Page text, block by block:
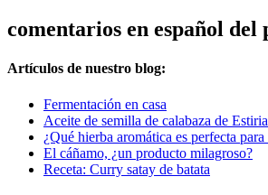
comentarios en español
Artículos de nuestro blog:
Fermentación en casa
Aceite de semilla de calabaza de
¿Qué hierba aromática es perfecta
El cáñamo, ¿un producto milagroso?
Receta: Curry satay de batata